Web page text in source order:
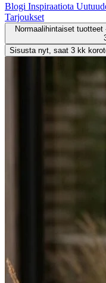
Blogi Inspiraatiota
Tarjoukset
Normaalihintaiset
Sisusta nyt, saat 3 kk